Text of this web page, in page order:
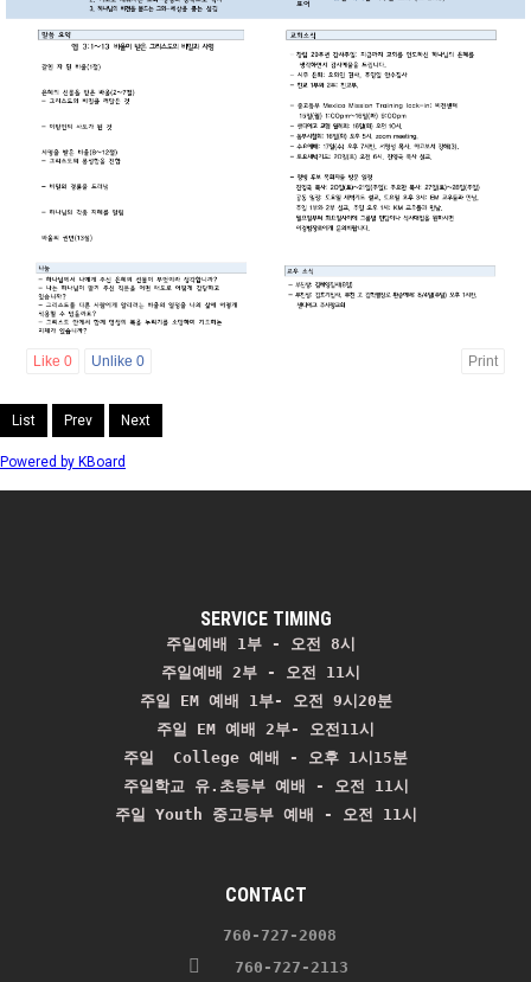
Like 0 Unlike 0 Print
List Prev Next
Powered by KBoard
SERVICE TIMING
주일예배 1부 - 오전 8시
주일예배 2부 - 오전 11시
주일 EM 예배 1부- 오전 9시20분
주일 EM 예배 2부- 오전11시
주일  College 예배 - 오후 1시15분
주일학교 유.초등부 예배 - 오전 11시
주일 Youth 중고등부 예배 - 오전 11시
CONTACT
760-727-2008
760-727-2113